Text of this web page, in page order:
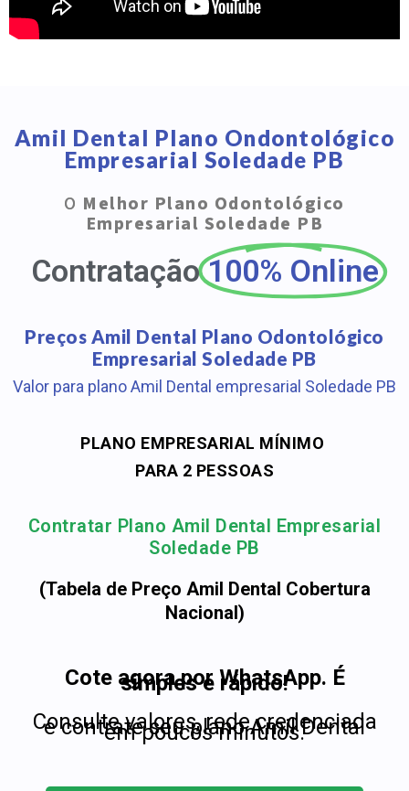
Amil Dental Plano Ondontológico
Empresarial Soledade PB
O Melhor Plano Odontológico
Empresarial Soledade PB
Contratação 100% Online
Preços Amil Dental Plano Odontológico
Empresarial Soledade PB
Valor para plano Amil Dental empresarial Soledade PB
PLANO EMPRESARIAL MÍNIMO
PARA 2 PESSOAS
Contratar Plano Amil Dental Empresarial
Soledade PB
(Tabela de Preço Amil Dental Cobertura
Nacional)
Cote agora por WhatsApp. É
simples e rápido!
Consulte valores, rede credenciada
e contrate seu plano Amil Dental
em poucos minutos.